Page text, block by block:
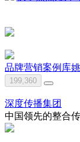
品牌营销案例库
199,360
深度传播集团
中国领先的整合